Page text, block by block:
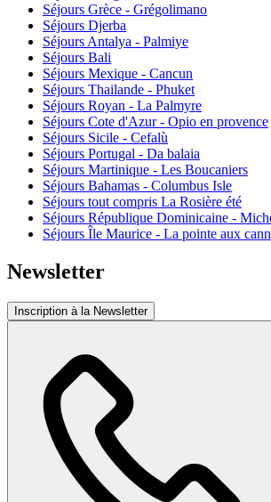
Séjours Grèce - Grégolimano
Séjours Djerba
Séjours Antalya - Palmiye
Séjours Bali
Séjours Mexique - Cancun
Séjours Thailande - Phuket
Séjours Royan - La Palmyre
Séjours Cote d'Azur - Opio en provence
Séjours Sicile - Cefalù
Séjours Portugal - Da balaia
Séjours Martinique - Les Boucaniers
Séjours Bahamas - Columbus Isle
Séjours tout compris La Rosière été
Séjours République Dominicaine -
Séjours Île Maurice - La pointe aux
Newsletter
Inscription à la Newsletter